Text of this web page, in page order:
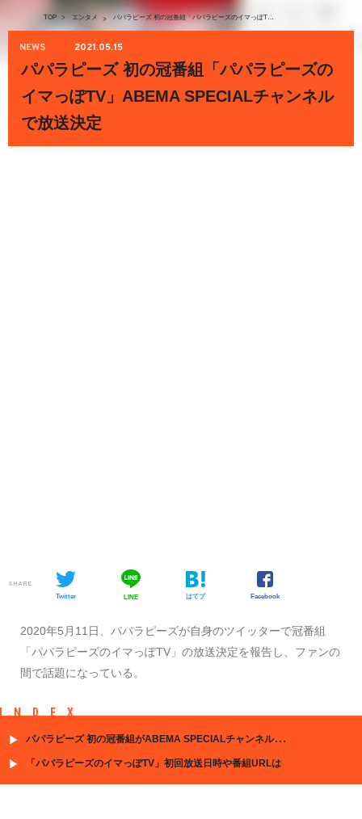
TOP > エンタメ > パパラピーズ 初の冠番組「パパラピーズのイマっぽTV」ABEMA SPECIALチャンネルで放送決定
NEWS 2021.05.15
パパラピーズ 初の冠番組「パパラピーズの
イマっぽTV」ABEMA SPECIALチャンネル
で放送決定
SHARE
Twitter LINE はてブ Facebook
2020年5月11日、パパラピーズが自身のツイッターで冠番組
「パパラピーズのイマっぽTV」の放送決定を報告し、ファンの
間で話題になっている。
INDEX
パパラピーズ 初の冠番組がABEMA SPECIALチャンネルで放送決定
「パパラピーズのイマっぽTV」初回放送日時や番組URLは